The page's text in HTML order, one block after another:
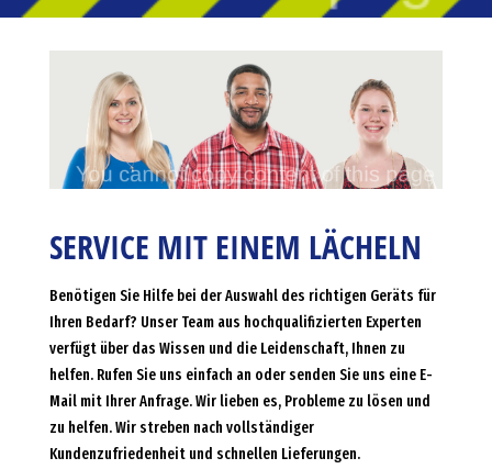
SERVICE MIT EINEM LÄCHELN
Benötigen Sie Hilfe bei der Auswahl des richtigen Geräts für
Ihren Bedarf? Unser Team aus hochqualifizierten Experten
verfügt über das Wissen und die Leidenschaft, Ihnen zu
helfen. Rufen Sie uns einfach an oder senden Sie uns eine E-
Mail mit Ihrer Anfrage. Wir lieben es, Probleme zu lösen und
zu helfen. Wir streben nach vollständiger
Kundenzufriedenheit und schnellen Lieferungen.